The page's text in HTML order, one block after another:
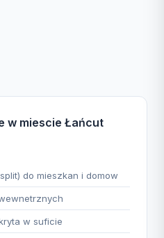
w miescie Łańcut
do mieszkan i domow
w suficie